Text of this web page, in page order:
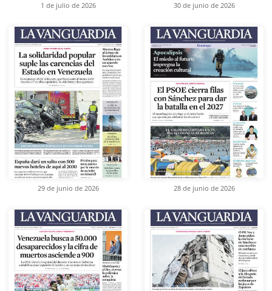
1 de julio de 2026 30 de junio de 2026
29 de junio de 2026 28 de junio de 2026